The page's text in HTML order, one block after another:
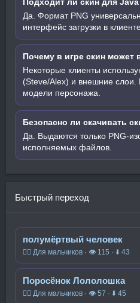
Да. Формат PNG
интерфейс загрузки в клиенте.
Почему в игре скин может
Некоторые клиенты
(Steve/Alex) и внешние слои.
модели персонажа.
Безопасно ли скачивать
Да. Выдаются только PNG-
исполняемых файлов.
Быстрый переход
полумёртвый человек
🧍‍♂️ Для мальчиков · 👁 115 · ⬇ 43
Поросёнок Лололошка
🧍‍♂️ Для мальчиков · 👁 57 · ⬇ 45